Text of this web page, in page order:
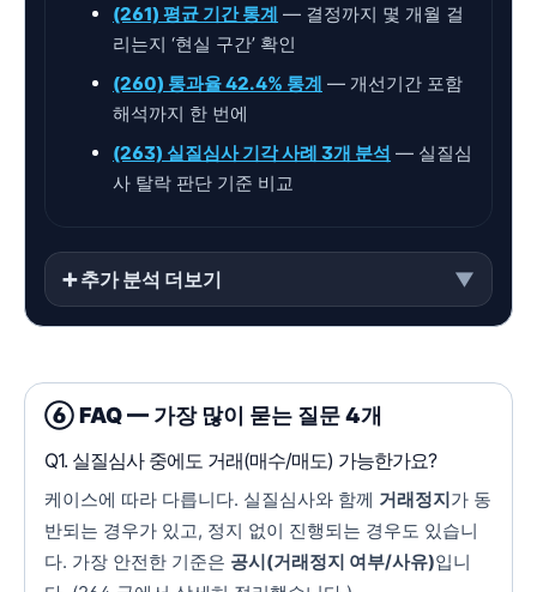
(261) 평균 기간 통계 — 결정까지 몇 개월 걸
리는지 ‘현실 구간’ 확인
(260) 통과율 42.4% 통계 — 개선기간 포함
해석까지 한 번에
(263) 실질심사 기각 사례 3개 분석 — 실질심
사 탈락 판단 기준 비교
➕ 추가 분석 더보기 ▼
⑥ FAQ — 가장 많이 묻는 질문 4개
Q1. 실질심사 중에도 거래(매수/매도) 가능한가요?
케이스에 따라 다릅니다. 실질심사와 함께 거래정지가 동
반되는 경우가 있고, 정지 없이 진행되는 경우도 있습니
다. 가장 안전한 기준은 공시(거래정지 여부/사유)입니